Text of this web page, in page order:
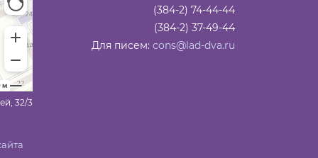
32/3
(384-2) 74-44-44
(384-2) 37-49-44
Для писем: cons@lad-dva.ru